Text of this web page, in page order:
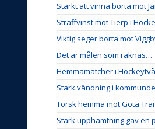
Starkt att vinna borta mot
Straffvinst mot Tierp i
Viktig seger borta mot
Det är målen som räknas…
Hemmamatcher i
Stark vändning i
Torsk hemma mot Göta
Stark upphämtning gav en